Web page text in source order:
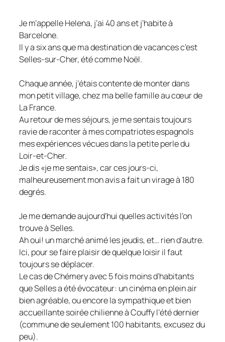
Je m’appelle Helena, j’ai 40 ans et j’habite à
Barcelone.
Il y a six ans que ma destination de vacances c’est
Selles-sur-Cher, été comme Noël.
Chaque année, j’étais contente de monter dans
mon petit village, chez ma belle famille au cœur de
La France.
Au retour de mes séjours, je me sentais toujours
ravie de raconter à mes compatriotes espagnols
mes expériences vécues dans la petite perle du
Loir-et-Cher.
Je dis «je me sentais», car ces jours-ci,
malheureusement mon avis a fait un virage à 180
degrés.
Je me demande aujourd’hui quelles activités l’on
trouve à Selles.
Ah oui! un marché animé les jeudis, et… rien d’autre.
Ici, pour se faire plaisir de quelque loisir il faut
toujours se déplacer.
Le cas de Chémery avec 5 fois moins d’habitants
que Selles a été évocateur: un cinéma en plein air
bien agréable, ou encore la sympathique et bien
accueillante soirée chilienne à Couffy l’été dernier
(commune de seulement 100 habitants, excusez du
peu).